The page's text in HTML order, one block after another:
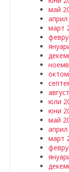
май
март
юли
юни
май
март